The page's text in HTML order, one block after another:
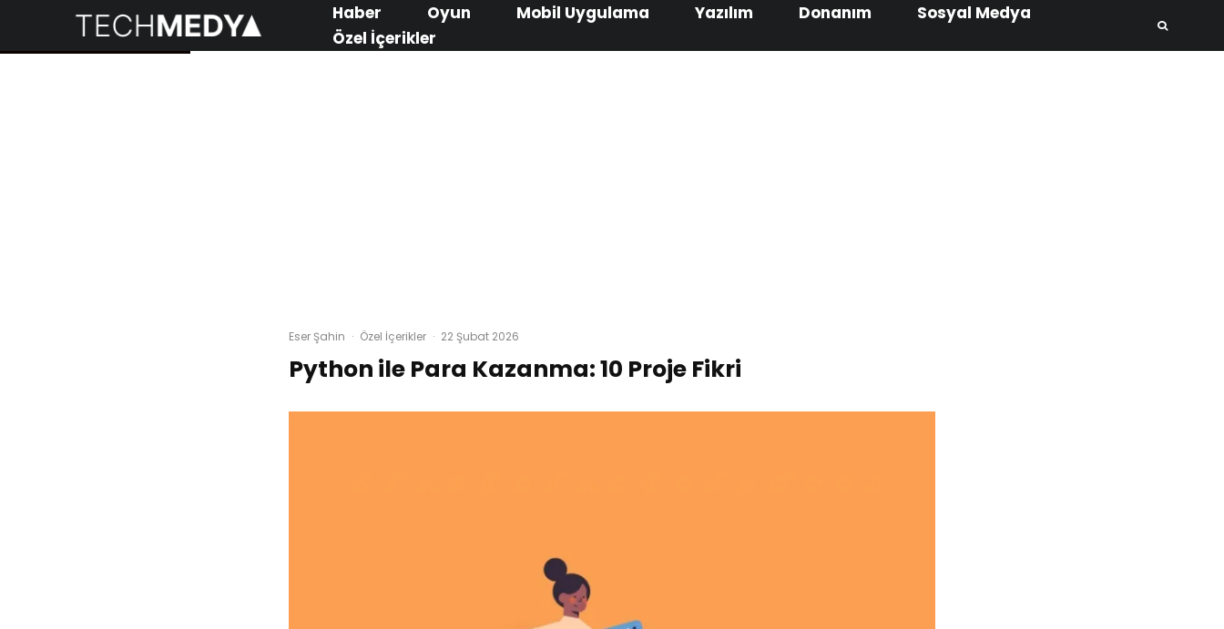
Haber Oyun Mobil Uygulama Yazılım Donanım
Sosyal Medya
Özel İçerikler
Eser Şahin · Özel İçerikler · 22 Şubat 2026
Python ile Para Kazanma: 10 Proje Fikri